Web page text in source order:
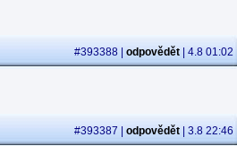
#393388 | odpovědět | 4.8 01:02
#393387 | odpovědět | 3.8 22:46